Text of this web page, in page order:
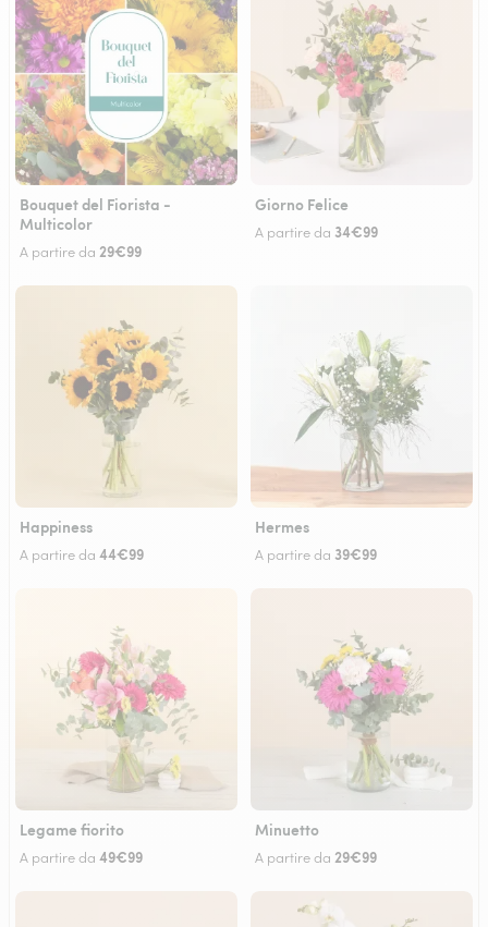
Bouquet del Fiorista -
Multicolor
A partire da 29€99
Giorno Felice
A partire da 34€99
Happiness
A partire da 44€99
Hermes
A partire da 39€99
Legame fiorito
A partire da 49€99
Minuetto
A partire da 29€99